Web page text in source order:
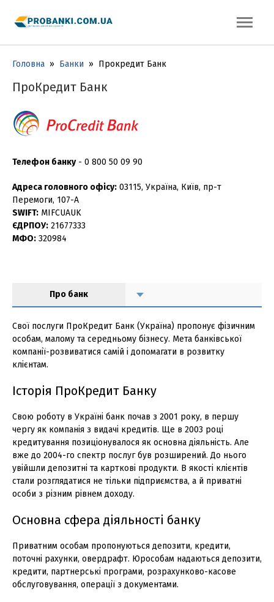
Головна » Банки » Прокредит Банк
ПроКредит Банк
Телефон банку- 0 800 50 09 90
Адреса головного офісу: 03115, Україна, Київ, пр-т
Перемоги, 107-А
SWIFT: MIFCUAUK
ЄДРПОУ: 21677333
МФО: 320984
Про банк
Свої послуги ПроКредит Банк (Україна) пропонує фізичним
особам, малому та середньому бізнесу. Мета банківської
компанії-розвиватися самій і допомагати в розвитку
клієнтам.
Історія ПроКредит Банку
Свою роботу в Україні банк почав з 2001 року, в першу
чергу як компанія з видачі кредитів. Ще в 2003 році
кредитування позиціонувалося як основна діяльність. Але
вже до 2004-го спектр послуг був розширений. До нього
увійшли депозитні та карткові продукти. В якості клієнтів
стали розглядатися не тільки підприємства, а й приватні
особи з різним рівнем доходу.
Основна сфера діяльності банку
Приватним особам пропонуються депозити, кредити,
поточні рахунки, овердрафт. Юрособам надаються депозити,
кредити, партнерські програми, розрахунково-касове
обслуговування, операції з документами.